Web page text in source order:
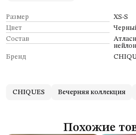
Размер
XS-S
Цвет
Состав
Бренд
CHIQUES Вечерняя коллекция
Похожие